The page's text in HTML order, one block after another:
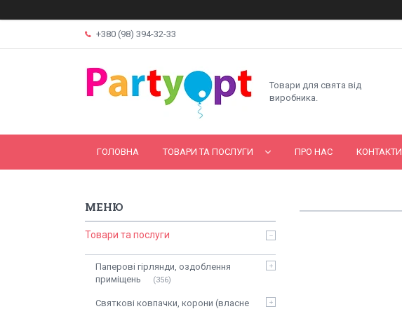
+380 (98) 394-32-33
Товари для свята від
виробника.
ГОЛОВНА ТОВАРИ ТА ПОСЛУГИ ПРО НАС КОНТАКТИ
Товари та послуги
Паперові гірлянди, оздоблення
приміщень
356
Святкові ковпачки, корони (власне